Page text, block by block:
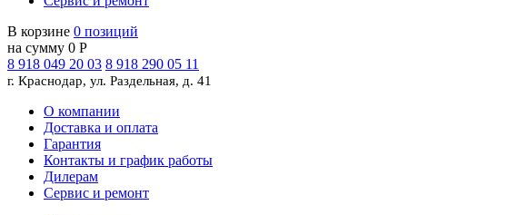
В корзине 0 позиций
на сумму 0 Р
8 918 049 20 03 8 918 290 05 11
г. Краснодар, ул. Раздельная, д. 41
О компании
Доставка и оплата
Гарантия
Контакты и график работы
Дилерам
Сервис и ремонт